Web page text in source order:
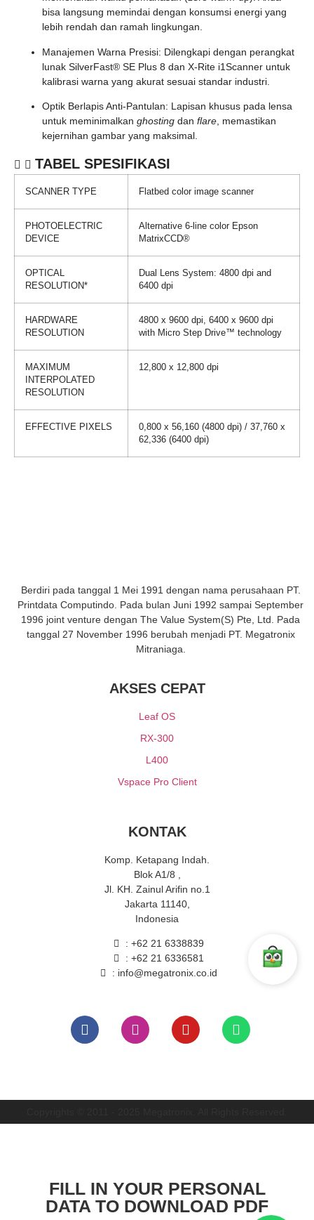
bisa langsung memindai dengan konsumsi energi yang
lebih rendah dan ramah lingkungan.
Manajemen Warna Presisi: Dilengkapi dengan perangkat
lunak SilverFast® SE Plus 8 dan X-Rite i1Scanner untuk
kalibrasi warna yang akurat sesuai standar industri.
Optik Berlapis Anti-Pantulan: Lapisan khusus pada lensa
untuk meminimalkan ghosting dan flare , memastikan
kejernihan gambar yang maksimal.
TABEL SPESIFIKASI
SCANNER TYPE Flatbed color image scanner
PHOTOELECTRIC
DEVICE
Alternative 6-line color Epson
MatrixCCD®
OPTICAL
RESOLUTION*
Dual Lens System: 4800 dpi and
6400 dpi
HARDWARE
RESOLUTION
4800 x 9600 dpi, 6400 x 9600 dpi
with Micro Step Drive™ technology
MAXIMUM
INTERPOLATED
RESOLUTION
12,800 x 12,800 dpi
EFFECTIVE PIXELS
0,800 x 56,160 (4800 dpi) / 37,760 x
62,336 (6400 dpi)
Berdiri pada tanggal 1 Mei 1991 dengan nama perusahaan PT.
Printdata Computindo. Pada bulan Juni 1992 sampai September
1996 joint venture dengan The Value System(S) Pte, Ltd. Pada
tanggal 27 November 1996 berubah menjadi PT. Megatronix
Mitraniaga.
AKSES CEPAT
Leaf OS
RX-300
L400
Vspace Pro Client
KONTAK
Komp. Ketapang Indah.
Blok A1/8 ,
Jl. KH. Zainul Arifin no.1
Jakarta 11140,
Indonesia
: +62 21 6338839
: +62 21 6336581
: info@megatronix.co.id
FILL IN YOUR PERSONAL
DATA TO DOWNLOAD PDF